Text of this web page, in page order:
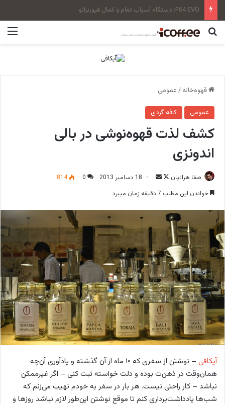
سن‌رمو زویی بلند Tall Cup
جستجو برای
قهوه‌خانه / عمومی
عمومی کافه گردی
کشف لذت قهوه‌نوشی در بالی
اندونزی
صفا هراتیان
F
o
o
n
X
ل
ا
ی
م
ی
ل
18 دسامبر 2013 0
814
خواندن این مطلب 7 دقیقه زمان میبرد
آیکافی
– نوشتن از سفری که ۱۰ ماه از آن گذشته و یادآوری آن‌چه
همان‌وقت در ذهن‌ت بوده و دلت خواسته ثبت کنی – اگر غیرممکن
نباشد – کار راحتی نیست. هر بار در سفر به خودم نهیب می‌زنم که
شب‌ها یادداشت‌‌برداری کنم تا موقع نوشتن این‌طور لازم نباشد روزها و